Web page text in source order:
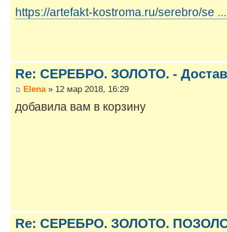
https://artefakt-kostroma.ru/serebro/se
Re: СЕРЕБРО. ЗОЛОТО. -
Elena» 12 мар 2018, 16:29
добавила вам в корзину
Re: СЕРЕБРО. ЗОЛОТО.